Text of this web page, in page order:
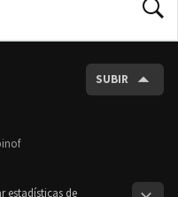
SUBIR
estadísticas de